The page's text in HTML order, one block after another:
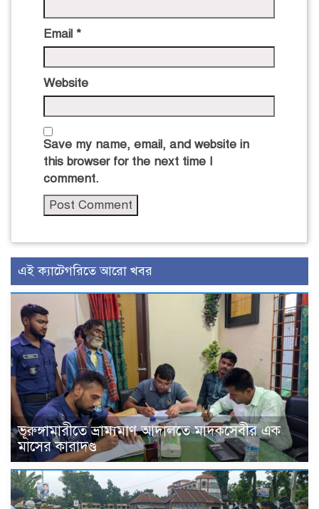
Email *
Website
Save my name, email, and website in
this browser for the next time I
comment.
এই ক্যাটেগরিতে আরো খবর
ভূরুঙ্গামারীতে ভ্রাম্যমাণ আদালতে মাদকসেবীর এক
মাসের কারাদণ্ড